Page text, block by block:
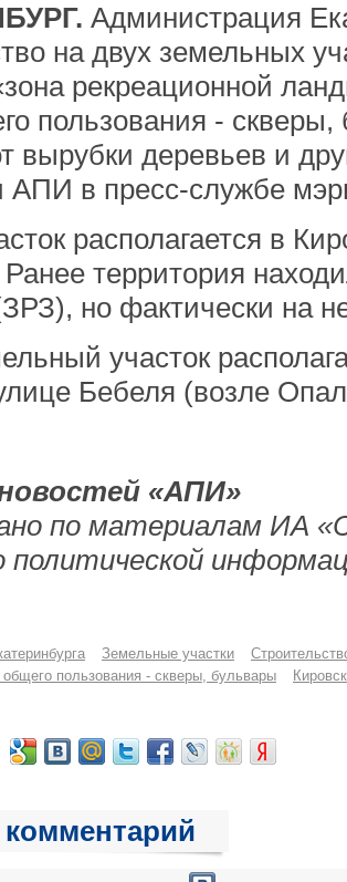
Администрация
на двух земельных
рекреационной
пользования -
вырубки деревьев и
АПИ в пресс-службе
располагается в
территория
но фактически на
участок
Бебеля (возле
«АПИ»
по материалам ИА
Земельные участки
общего пользования - скверы, бульвары